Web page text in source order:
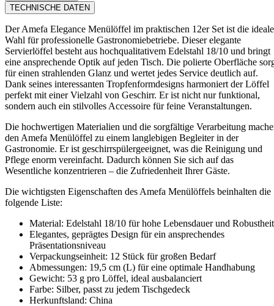
TECHNISCHE DATEN
Der Amefa Elegance Menülöffel im praktischen 12er Set ist die ideale
Wahl für professionelle Gastronomiebetriebe. Dieser elegante
Servierlöffel besteht aus hochqualitativem Edelstahl 18/10 und bringt
eine ansprechende Optik auf jeden Tisch. Die polierte Oberfläche
für einen strahlenden Glanz und wertet jedes Service deutlich auf.
Dank seines interessanten Tropfenformdesigns harmoniert der Löffel
perfekt mit einer Vielzahl von Geschirr. Er ist nicht nur funktional,
sondern auch ein stilvolles Accessoire für feine Veranstaltungen.
Die hochwertigen Materialien und die sorgfältige Verarbeitung
den Amefa Menülöffel zu einem langlebigen Begleiter in der
Gastronomie. Er ist geschirrspülergeeignet, was die Reinigung und
Pflege enorm vereinfacht. Dadurch können Sie sich auf das
Wesentliche konzentrieren – die Zufriedenheit Ihrer Gäste.
Die wichtigsten Eigenschaften des Amefa Menülöffels beinhalten die
folgende Liste:
Material: Edelstahl 18/10 für hohe Lebensdauer und Robustheit
Elegantes, geprägtes Design für ein ansprechendes
Präsentationsniveau
Verpackungseinheit: 12 Stück für großen Bedarf
Abmessungen: 19,5 cm (L) für eine optimale Handhabung
Gewicht: 53 g pro Löffel, ideal ausbalanciert
Farbe: Silber, passt zu jedem Tischgedeck
Herkunftsland: China